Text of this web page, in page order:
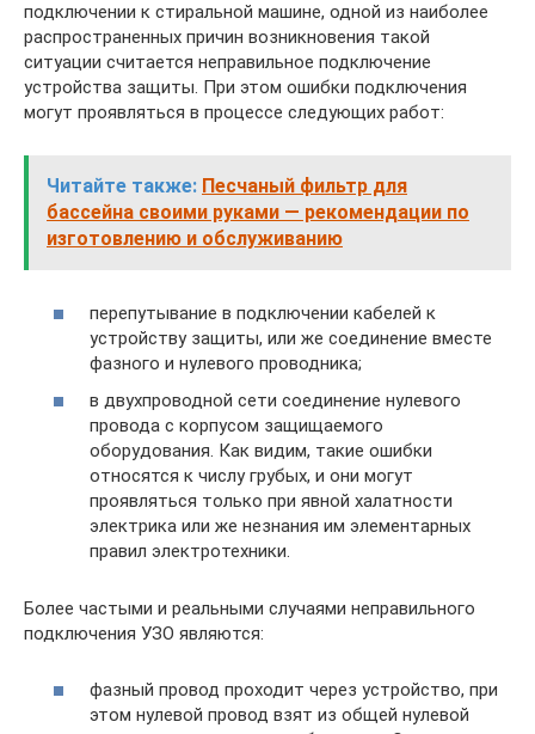
подключении к стиральной машине, одной из наиболее
распространенных причин возникновения такой
ситуации считается неправильное подключение
устройства защиты. При этом ошибки подключения
могут проявляться в процессе следующих работ:
Читайте также: Песчаный фильтр для
бассейна своими руками — рекомендации по
изготовлению и обслуживанию
перепутывание в подключении кабелей к
устройству защиты, или же соединение вместе
фазного и нулевого проводника;
в двухпроводной сети соединение нулевого
провода с корпусом защищаемого
оборудования. Как видим, такие ошибки
относятся к числу грубых, и они могут
проявляться только при явной халатности
электрика или же незнания им элементарных
правил электротехники.
Более частыми и реальными случаями неправильного
подключения УЗО являются:
фазный провод проходит через устройство, при
этом нулевой провод взят из общей нулевой